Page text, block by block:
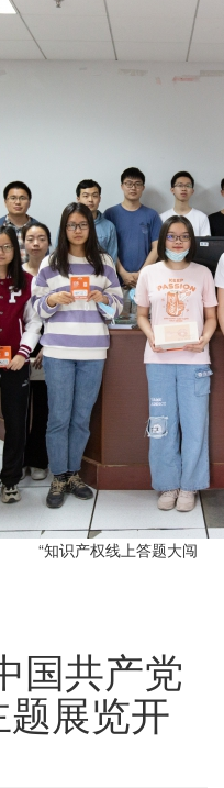
答题大闯
国共产党
展览开